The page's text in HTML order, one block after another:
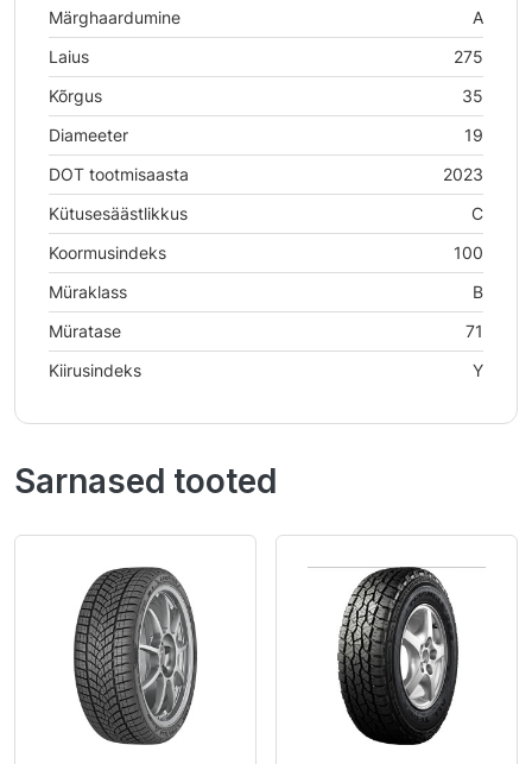
Märghaardumine
A
Laius
275
Kõrgus
35
Diameeter
19
DOT tootmisaasta
2023
Kütusesäästlikkus
C
Koormusindeks
100
Müraklass
B
Müratase
71
Kiirusindeks
Y
Sarnased tooted